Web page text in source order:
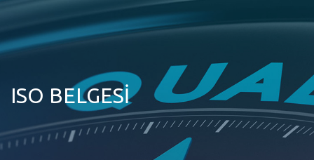
ISO BELGESI